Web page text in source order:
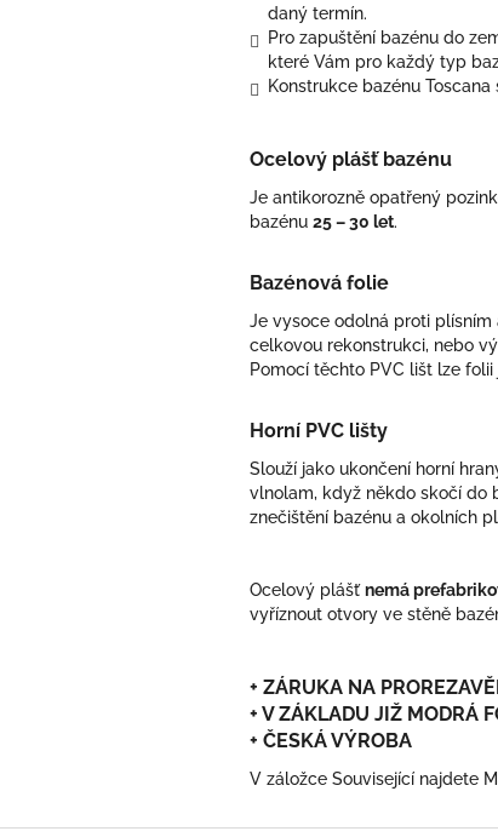
daný termín.
Pro zapuštění bazénu do
které Vám pro každý typ
Konstrukce bazénu
Ocelový plášť bazénu
Je antikorozně opatřený
bazénu 25 – 30 let.
Bazénová folie
Je vysoce odolná proti plísním
celkovou rekonstrukci, nebo
Pomocí těchto PVC lišt lze
Horní PVC lišty
Slouží jako ukončení horní
vlnolam, když někdo skočí do
znečištění bazénu a okolních
Ocelový plášťnemá
vyříznout otvory ve stěně
+ ZÁRUKA NA
+ V ZÁKLADU JIŽ MODRÁ
​+ ČESKÁ VÝROBA
V záložce Související najdete